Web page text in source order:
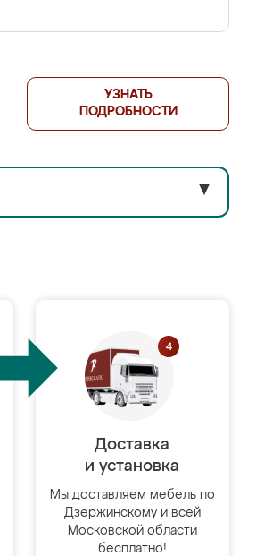
УЗНАТЬ
ПОДРОБНОСТИ
▼
Доставка
и установка
Мы доставляем мебель по
Дзержинскому и всей
Московской области
бесплатно!